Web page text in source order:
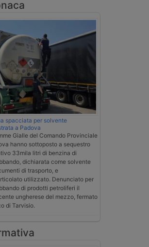
spacciata per solvente
a Padova
Gialle del Comando Provinciale
hanno sottoposto a sequestro
33mila litri di benzina di
dichiarata come solvente
di trasporto, e
utilizzato. Denunciato per
di prodotti petroliferi il
ungherese del mezzo, fermato
di Tarvisio.